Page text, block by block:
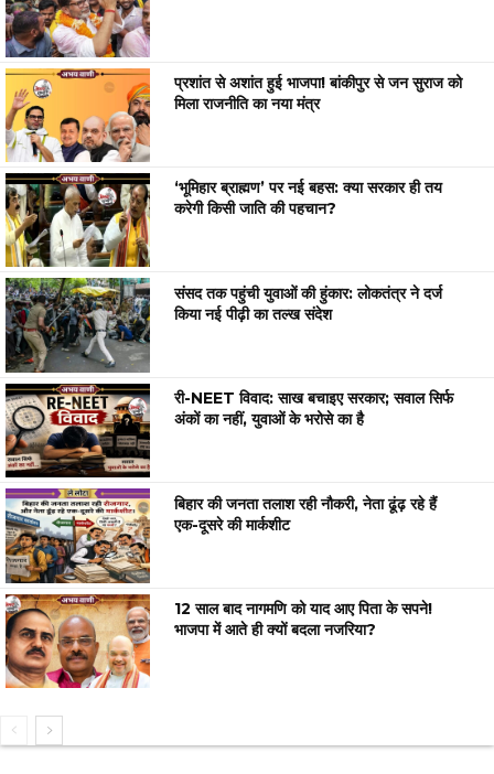
प्रशांत से अशांत हुई भाजपा! बांकीपुर से जन सुराज को
मिला राजनीति का नया मंत्र
‘भूमिहार ब्राह्मण’ पर नई बहस: क्या सरकार ही तय
करेगी किसी जाति की पहचान?
संसद तक पहुंची युवाओं की हुंकार: लोकतंत्र ने दर्ज
किया नई पीढ़ी का तल्ख संदेश
री-NEET विवाद: साख बचाइए सरकार; सवाल सिर्फ
अंकों का नहीं, युवाओं के भरोसे का है
बिहार की जनता तलाश रही नौकरी, नेता ढूंढ़ रहे हैं
एक-दूसरे की मार्कशीट
12 साल बाद नागमणि को याद आए पिता के सपने!
भाजपा में आते ही क्यों बदला नजरिया?